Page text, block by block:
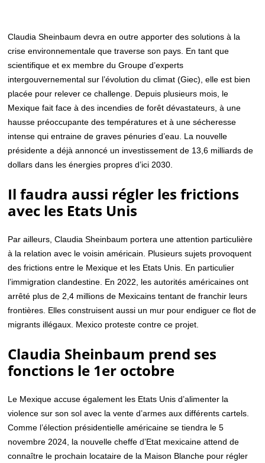
Claudia Sheinbaum devra en outre apporter des solutions à la
crise environnementale que traverse son pays. En tant que
scientifique et ex membre du Groupe d’experts
intergouvernemental sur l’évolution du climat (Giec), elle est bien
placée pour relever ce challenge. Depuis plusieurs mois, le
Mexique fait face à des incendies de forêt dévastateurs, à une
hausse préoccupante des températures et à une sécheresse
intense qui entraine de graves pénuries d’eau. La nouvelle
présidente a déjà annoncé un investissement de 13,6 milliards de
dollars dans les énergies propres d’ici 2030.
Il faudra aussi régler les frictions
avec les Etats Unis
Par ailleurs, Claudia Sheinbaum portera une attention particulière
à la relation avec le voisin américain. Plusieurs sujets provoquent
des frictions entre le Mexique et les Etats Unis. En particulier
l’immigration clandestine. En 2022, les autorités américaines ont
arrêté plus de 2,4 millions de Mexicains tentant de franchir leurs
frontières. Elles construisent aussi un mur pour endiguer ce flot de
migrants illégaux. Mexico proteste contre ce projet.
Claudia Sheinbaum prend ses
fonctions le 1er octobre
Le Mexique accuse également les Etats Unis d’alimenter la
violence sur son sol avec la vente d’armes aux différents cartels.
Comme l’élection présidentielle américaine se tiendra le 5
novembre 2024, la nouvelle cheffe d’Etat mexicaine attend de
connaître le prochain locataire de la Maison Blanche pour régler